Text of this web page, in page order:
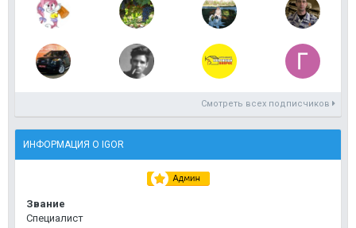
Смотреть всех подписчиков
ИНФОРМАЦИЯ О IGOR
Звание
Специалист